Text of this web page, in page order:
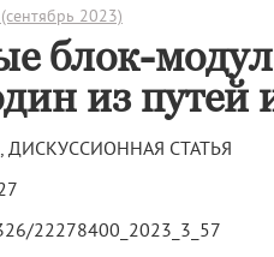
2023)
блок-
из путей
ДИСКУССИОННАЯ СТАТЬЯ
22278400_2023_3_57